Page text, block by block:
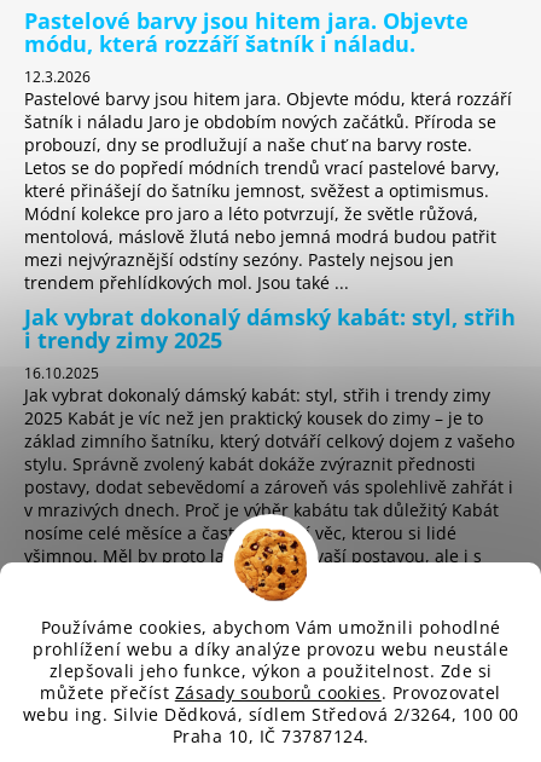
Používáme cookies, abychom Vám umožnili pohodlné
prohlížení webu a díky analýze provozu webu neustále
zlepšovali jeho funkce, výkon a použitelnost. Zde si
můžete přečíst Zásady souborů cookies. Provozovatel
webu ing. Silvie Dědková, sídlem Středová 2/3264, 100 00
Praha 10, IČ 73787124.
D
o
p
o
r
u
č
u
j
e
m
e
Pastelové barvy jsou hitem jara. Objevte
módu, která rozzáří šatník i náladu.
12.3.2026
Pastelové barvy jsou hitem jara. Objevte módu, která rozzáří
šatník i náladu Jaro je obdobím nových začátků. Příroda se
probouzí, dny se prodlužují a naše chuť na barvy roste.
Letos se do popředí módních trendů vrací pastelové barvy,
které přinášejí do šatníku jemnost, svěžest a optimismus.
Módní kolekce pro jaro a léto potvrzují, že světle růžová,
mentolová, máslově žlutá nebo jemná modrá budou patřit
mezi nejvýraznější odstíny sezóny. Pastely nejsou jen
trendem přehlídkových mol. Jsou také ...
Jak vybrat dokonalý dámský kabát: styl, střih
i trendy zimy 2025
16.10.2025
Jak vybrat dokonalý dámský kabát: styl, střih i trendy zimy
2025 Kabát je víc než jen praktický kousek do zimy – je to
základ zimního šatníku, který dotváří celkový dojem z vašeho
stylu. Správně zvolený kabát dokáže zvýraznit přednosti
postavy, dodat sebevědomí a zároveň vás spolehlivě zahřát i
v mrazivých dnech. Proč je výběr kabátu tak důležitý Kabát
nosíme celé měsíce a často je první věc, kterou si lidé
všimnou. Měl by proto ladit nejen s vaší postavou, ale i s
osobním stylem a životním t...
sd